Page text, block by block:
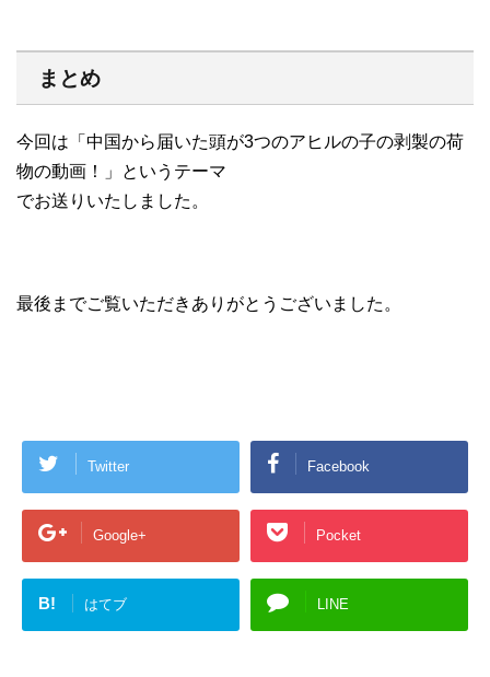
まとめ
今回は「中国から届いた頭が3つのアヒルの子の剥製の荷
物の動画！」というテーマ
でお送りいたしました。
最後までご覧いただきありがとうございました。
Twitter Facebook
Google+ Pocket
B! はてブ LINE